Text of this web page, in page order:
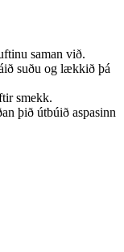
saman við.
suðu og lækkið þá
smekk.
þið útbúið aspasinn